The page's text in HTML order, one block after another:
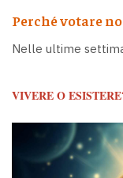
Perché votare no
Nelle ultime
VIVERE O